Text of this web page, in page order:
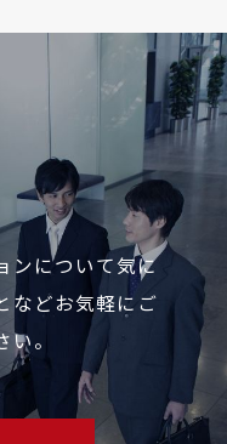
ンについて気に
などお気軽にご
。